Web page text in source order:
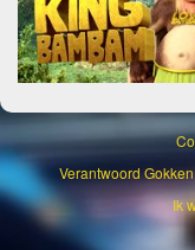
Verantwoord
Ik